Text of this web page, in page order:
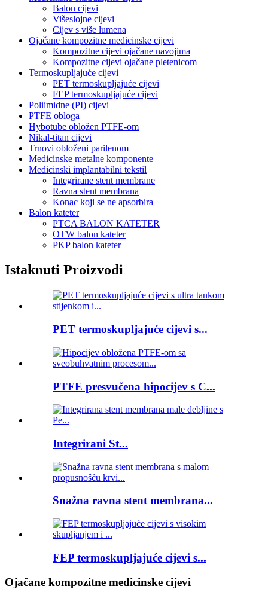
Balon cijevi
Višeslojne cijevi
Cijev s više lumena
Ojačane kompozitne medicinske cijevi
Kompozitne cijevi ojačane navojima
Kompozitne cijevi ojačane pletenicom
Termoskupljajuće cijevi
PET termoskupljajuće cijevi
FEP termoskupljajuće cijevi
Poliimidne (PI) cijevi
PTFE obloga
Hybotube obložen PTFE-om
Nikal-titan cijevi
Trnovi obloženi parilenom
Medicinske metalne komponente
Medicinski implantabilni tekstil
Integrirane stent membrane
Ravna stent membrana
Konac koji se ne apsorbira
Balon kateter
PTCA BALON KATETER
OTW balon kateter
PKP balon kateter
Istaknuti Proizvodi
PET termoskupljajuće cijevi s...
PTFE presvučena hipocijev s C...
Integrirani St...
Snažna ravna stent membrana...
FEP termoskupljajuće cijevi s...
Ojačane kompozitne medicinske cijevi